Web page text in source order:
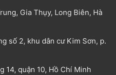
Gia Thụy, Long Biên, Hà
số 2, khu dân cư Kim Sơn, p.
14, quận 10, Hồ Chí Minh